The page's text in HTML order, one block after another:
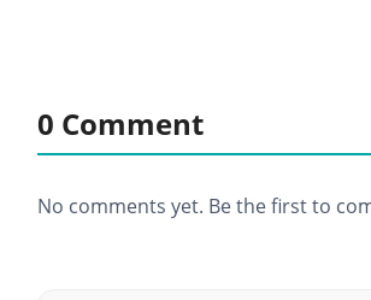
0 Comment
No comments yet. Be the first to